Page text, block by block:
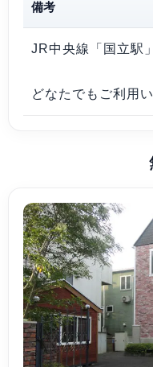
備考
JR中央線「国立駅
どなたでもご利用